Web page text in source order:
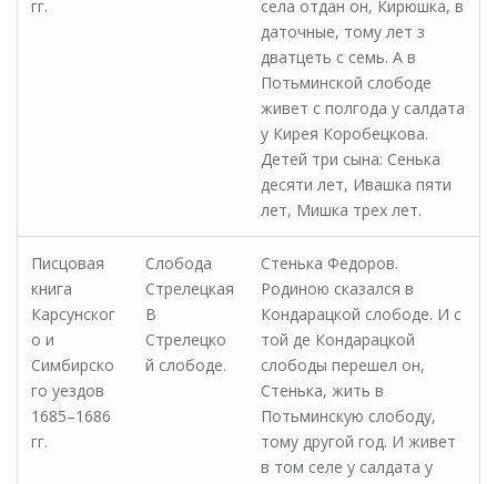
гг.
села отдан он, Кирюшка, в
даточные, тому лет з
дватцеть с семь. А в
Потьминской слободе
живет с полгода у салдата
у Кирея Коробецкова.
Детей три сына: Сенька
десяти лет, Ивашка пяти
лет, Мишка трех лет.
Писцовая
книга
Карсунског
о и
Симбирско
го уездов
1685–1686
гг.
Слобода
Стрелецкая
В
Стрелецко
й слободе.
Стенька Федоров.
Родиною сказался в
Кондарацкой слободе. И с
той де Кондарацкой
слободы перешел он,
Стенька, жить в
Потьминскую слободу,
тому другой год. И живет
в том селе у салдата у